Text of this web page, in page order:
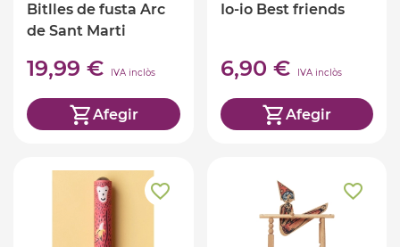
Bitlles de fusta Arc
de Sant Marti
19,99 € IVA inclòs
Afegir
Io-io Best friends
6,90 € IVA inclòs
Afegir